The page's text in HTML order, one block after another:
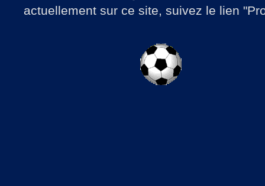
actuellement sur ce site, suivez le lien